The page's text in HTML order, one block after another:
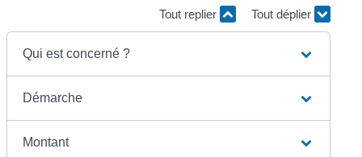
Tout replier Tout déplier
Qui est concerné ?
Démarche
Montant